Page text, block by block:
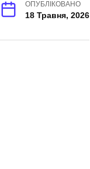
ОПУБЛІКОВАНО
18 Травня, 2026